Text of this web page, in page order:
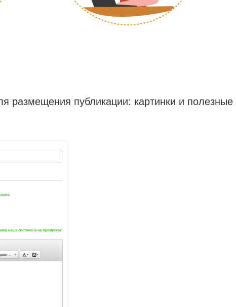
размещения публикации: картинки и полезные